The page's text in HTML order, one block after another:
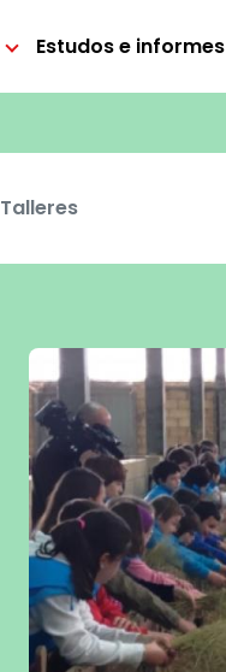
Estudos e informes
Talleres